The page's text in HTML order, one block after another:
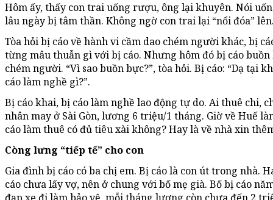
Hôm ấy, thấy con trai uống rượu, ông lại khuyên. Nói
lâu ngày bị tâm thần. Không ngờ con trai lại “nổi đóa”
Tòa hỏi bị cáo về hành vi cầm dao chém người khác, bị
từng mâu thuẫn gì với bị cáo. Nhưng hôm đó bị cáo
chém người. “Vì sao buồn bực?”, tòa hỏi. Bị cáo: “Dạ tại
cáo làm nghề gì?”.
Bị cáo khai, bị cáo làm nghề lao động tự do. Ai thuê chi,
nhân may ở Sài Gòn, lương 6 triệu/1 tháng. Giờ về Huế
cáo làm thuê có đủ tiêu xài không? Hay là về nhà xin
Còng lưng “tiếp tế” cho con
Gia đình bị cáo có ba chị em. Bị cáo là con út trong nhà.
cáo chưa lấy vợ, nên ở chung với bố mẹ già. Bố bị cáo